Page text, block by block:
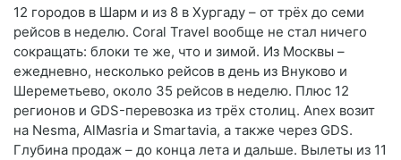
12 городов в Шарм и из 8 в Хургаду – от трёх до семи
рейсов в неделю. Coral Travel вообще не стал ничего
сокращать: блоки те же, что и зимой. Из Москвы –
ежедневно, несколько рейсов в день из Внуково и
Шереметьево, около 35 рейсов в неделю. Плюс 12
регионов и GDS-перевозка из трёх столиц. Anex возит
на Nesma, AlMasria и Smartavia, а также через GDS.
Глубина продаж – до конца лета и дальше. Вылеты из 11